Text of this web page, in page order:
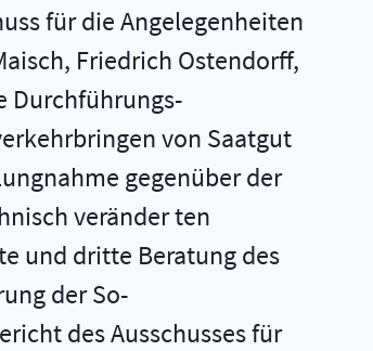
für die Angelegenheiten
Friedrich Ostendorff,
Durchführungs­
von Saatgut
gegenüber der
veränder­ ten
und dritte Beratung des
der So­
des Ausschusses für